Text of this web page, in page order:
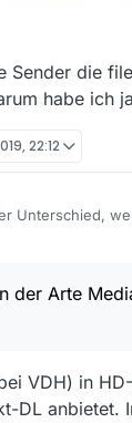
vor. MV
in HD:
Sender die
habe ich
22:12
Unterschied,
Arte
Artefakte drin,
hast,
der Arte
VDH) in
DL anbietet.